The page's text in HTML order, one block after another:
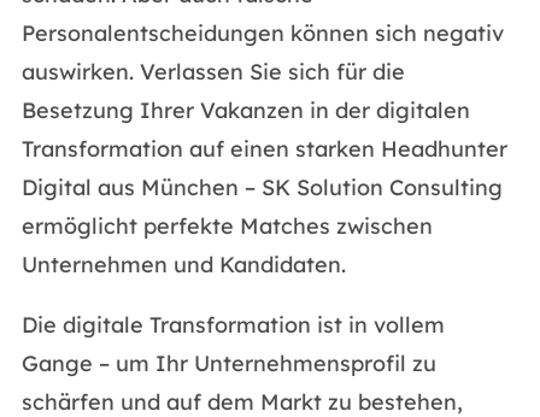
Personalentscheidungen können sich negativ
auswirken. Verlassen Sie sich für die
Besetzung Ihrer Vakanzen in der digitalen
Transformation auf einen starken Headhunter
Digital aus München – SK Solution Consulting
ermöglicht perfekte Matches zwischen
Unternehmen und Kandidaten.
Die digitale Transformation ist in vollem
Gange – um Ihr Unternehmensprofil zu
schärfen und auf dem Markt zu bestehen,